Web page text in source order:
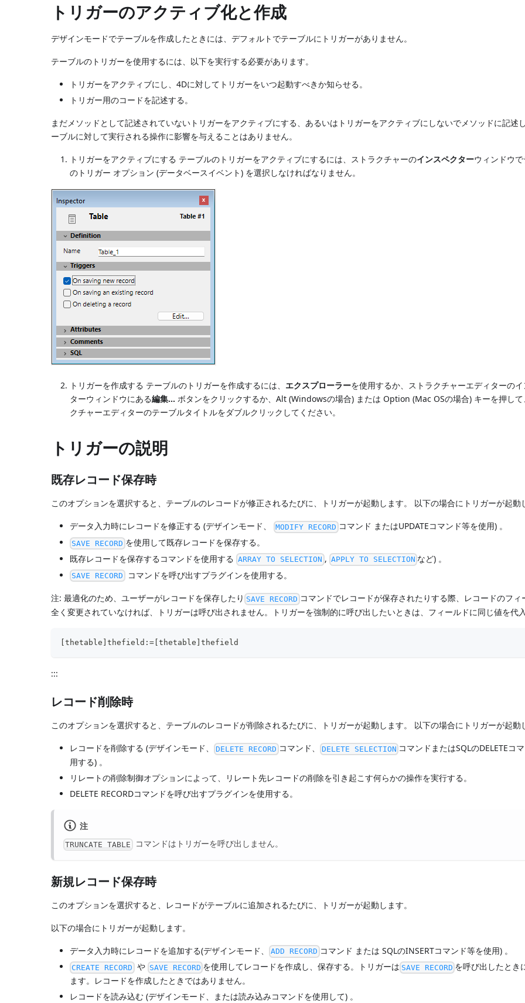
トリガーのアクティブ化と作成
デザインモードでテーブルを作成したときには、デフォルトでテーブルにトリガーがありません。
テーブルのトリガーを使用するには、以下を実行する必要があります。
トリガーをアクティブにし、4Dに対してトリガーをいつ起動すべきか知らせる。
トリガー用のコードを記述する。
まだメソッドとして記述されていないトリガーをアクティブにする、あるいはトリガーをアクティブにしないでメソッドに記述
ーブルに対して実行される操作に影響を与えることはありません。
トリガーをアクティブにする テーブルのトリガーをアクティブにするには、ストラクチャーのインスペクターウィンドウ
のトリガー オプション (データベースイベント) を選択しなければなりません。
トリガーを作成する テーブルのトリガーを作成するには、 エクスプローラーを使用するか、ストラクチャーエディターのイ
ターウィンドウにある編集... ボタンをクリックするか、Alt (Windowsの場合) または Option (Mac OSの場合) キーを押して
クチャーエディターのテーブルタイトルをダブルクリックしてください。
トリガーの説明
既存レコード保存時
このオプションを選択すると、テーブルのレコードが修正されるたびに、トリガーが起動します。 以下の場合にトリガーが起動
データ入力時にレコードを修正する (デザインモード、 MODIFY RECORD コマンド またはUPDATEコマンド等を使用) 。
SAVE RECORD を使用して既存レコードを保存する。
既存レコードを保存するコマンドを使用する ARRAY TO SELECTION , APPLY TO SELECTION など) 。
SAVE RECORD コマンドを呼び出すプラグインを使用する。
注: 最適化のため、ユーザーがレコードを保存したり SAVE RECORD コマンドでレコードが保存されたりする際、レコードのフィ
全く変更されていなければ、トリガーは呼び出されません。トリガーを強制的に呼び出したいときは、フィールドに同じ値を代
[thetable]thefield:=[thetable]thefield
:::
レコード削除時
このオプションを選択すると、テーブルのレコードが削除されるたびに、トリガーが起動します。 以下の場合にトリガーが起動
レコードを削除する (デザインモード、 DELETE RECORD コマンド、 DELETE SELECTION コマンドまたはSQLのDELETEコ
用する) 。
リレートの削除制御オプションによって、リレート先レコードの削除を引き起こす何らかの操作を実行する。
DELETE RECORDコマンドを呼び出すプラグインを使用する。
注
TRUNCATE TABLE コマンドはトリガーを呼び出しません。
新規レコード保存時
このオプションを選択すると、レコードがテーブルに追加されるたびに、トリガーが起動します。
以下の場合にトリガーが起動します。
データ入力時にレコードを追加する(デザインモード、 ADD RECORD コマンド または SQLのINSERTコマンド等を使用) 。
CREATE RECORD や SAVE RECORD を使用してレコードを作成し、保存する。トリガーは SAVE RECORD を呼び出したとき
ます。レコードを作成したときではありません。
レコードを読み込む (デザインモード、または読み込みコマンドを使用して) 。